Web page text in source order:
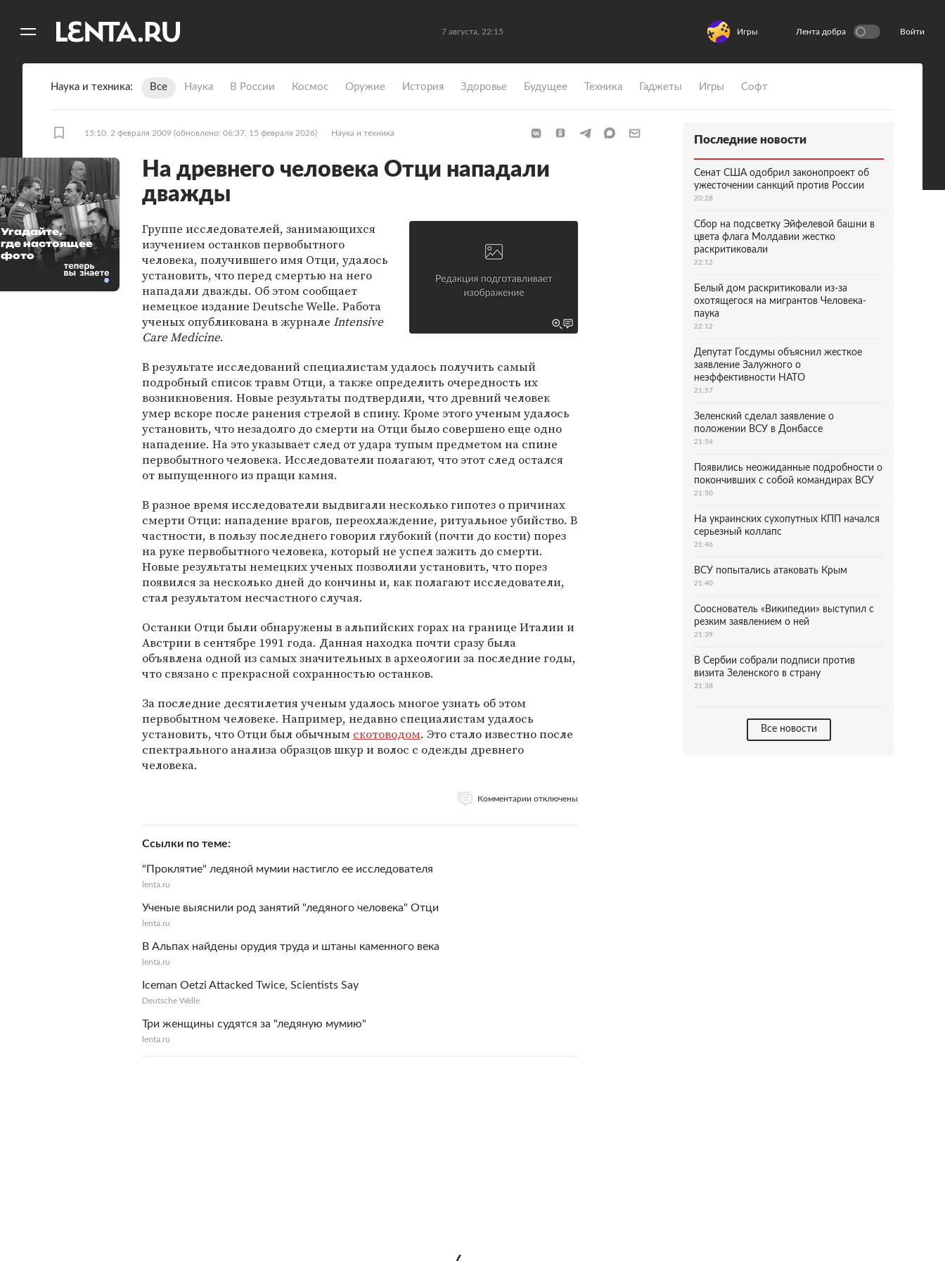
7 августа, 22:15 Игры Лента добра Войти
Наука и техника Все Наука В России Космос Оружие История Здоровье Будущее Техника Гаджеты Игры Софт
15:10, 2 февраля 2009 (обновлено: 06:37, 15 февраля 2026) Наука и техника
На древнего человека Отци нападали
дважды
Группе исследователей, занимающихся
изучением останков первобытного
человека, получившего имя Отци, удалось
установить, что перед смертью на него
нападали дважды. Об этом сообщает
немецкое издание Deutsche Welle. Работа
ученых опубликована в журнале Intensive
Care Medicine.
В результате исследований специалистам удалось получить самый
подробный список травм Отци, а также определить очередность их
возникновения. Новые результаты подтвердили, что древний человек
умер вскоре после ранения стрелой в спину. Кроме этого ученым удалось
установить, что незадолго до смерти на Отци было совершено еще одно
нападение. На это указывает след от удара тупым предметом на спине
первобытного человека. Исследователи полагают, что этот след остался
от выпущенного из пращи камня.
В разное время исследователи выдвигали несколько гипотез о причинах
смерти Отци: нападение врагов, переохлаждение, ритуальное убийство. В
частности, в пользу последнего говорил глубокий (почти до кости) порез
на руке первобытного человека, который не успел зажить до смерти.
Новые результаты немецких ученых позволили установить, что порез
появился за несколько дней до кончины и, как полагают исследователи,
стал результатом несчастного случая.
Останки Отци были обнаружены в альпийских горах на границе Италии и
Австрии в сентябре 1991 года. Данная находка почти сразу была
объявлена одной из самых значительных в археологии за последние годы,
что связано с прекрасной сохранностью останков.
За последние десятилетия ученым удалось многое узнать об этом
первобытном человеке. Например, недавно специалистам удалось
установить, что Отци был обычным скотоводом. Это стало известно после
спектрального анализа образцов шкур и волос с одежды древнего
человека.
Комментарии отключены
Ссылки по теме
"Проклятие" ледяной мумии настигло ее исследователя
lenta.ru
Ученые выяснили род занятий "ледяного человека" Отци
lenta.ru
В Альпах найдены орудия труда и штаны каменного века
lenta.ru
Iceman Oetzi Attacked Twice, Scientists Say
Deutsche Welle
Три женщины судятся за "ледяную мумию"
lenta.ru
Угадайте,
где настоящее
фото
Последние новости
Сенат США одобрил законопроект об
ужесточении санкций против России
20:28
Сбор на подсветку Эйфелевой башни в
цвета флага Молдавии жестко
раскритиковали
22:12
Белый дом раскритиковали из-за
охотящегося на мигрантов Человека-
паука
22:12
Депутат Госдумы объяснил жесткое
заявление Залужного о
неэффективности НАТО
21:57
Зеленский сделал заявление о
положении ВСУ в Донбассе
21:54
Появились неожиданные подробности о
покончивших с собой командирах ВСУ
21:50
На украинских сухопутных КПП начался
серьезный коллапс
21:46
ВСУ попытались атаковать Крым
21:40
Сооснователь «Википедии» выступил с
резким заявлением о ней
21:39
В Сербии собрали подписи против
визита Зеленского в страну
21:38
Все новости